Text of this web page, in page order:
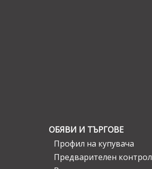
ОБЯВИ И ТЪРГОВЕ
Профил на купувача
Предварителен контрол